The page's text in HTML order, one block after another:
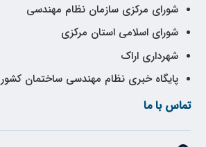
شورای مرکزی سازمان نظام مهندسی
شورای اسلامی استان مرکزی
شهرداری اراک
پایگاه خبری نظام مهندسی ساختمان کشور
تماس با ما